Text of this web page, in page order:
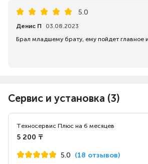
Функция
Beauty
Используя
вы сможете
улучшить тон и
текстуру кожи.
Откройте свою
естественную
5.0
Денис П
03.08.2023
Сервис и установка (3)
Техносервис Плюс на 6 месяцев
5 200 ₸
5.0 (18 отзывов)